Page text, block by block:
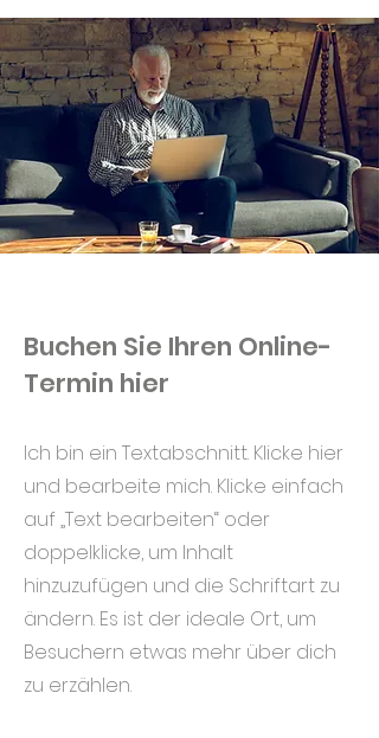
Buchen Sie Ihren Online-
Termin hier
Ich bin ein Textabschnitt. Klicke hier
und bearbeite mich. Klicke einfach
auf „Text bearbeiten“ oder
doppelklicke, um Inhalt
hinzuzufügen und die Schriftart zu
ändern. Es ist der ideale Ort, um
Besuchern etwas mehr über dich
zu erzählen.